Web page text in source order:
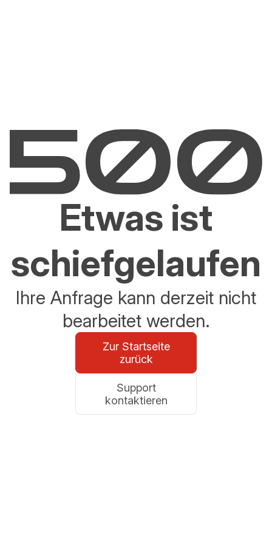
Etwas ist
schiefgelaufen
Ihre Anfrage kann derzeit nicht
bearbeitet werden.
Zur Startseite
zurück
Support
kontaktieren